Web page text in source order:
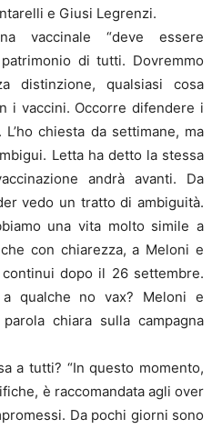
e Giusi Legrenzi.
vaccinale “deve essere
di tutti. Dovremmo
distinzione, qualsiasi cosa
i vaccini. Occorre difendere i
chiesta da settimane, ma
Letta ha detto la stessa
andrà avanti. Da
vedo un tratto di ambiguità.
una vita molto simile a
con chiarezza, a Meloni e
dopo il 26 settembre.
a qualche no vax? Meloni e
chiara sulla campagna
a tutti? “In questo momento,
è raccomandata agli over
Da pochi giorni sono